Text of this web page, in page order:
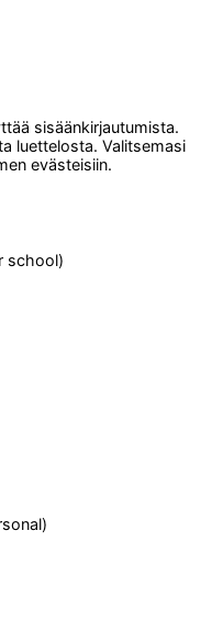
sisäänkirjautumista.
luettelosta. Valitsemasi
evästeisiin.
school)